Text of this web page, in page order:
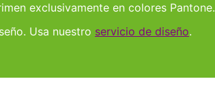
exclusivamente en colores Pantone.
Usa nuestro servicio de diseño.